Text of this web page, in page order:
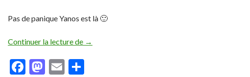
Pas de panique Yanos est là 🙂
Continuer la lecture de La fonction BrowserLink ne fonctionne pas avec
→
F
M E